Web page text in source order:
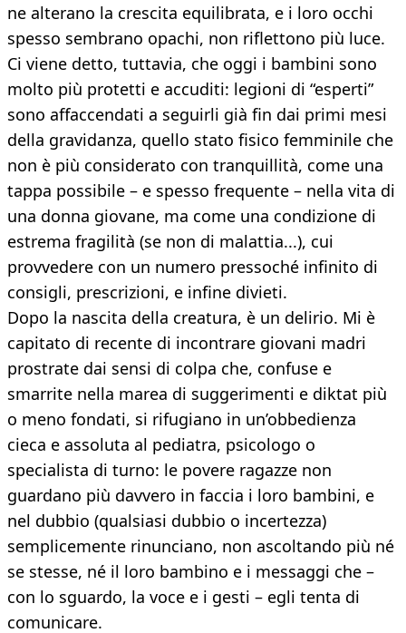
ne alterano la crescita equilibrata, e i loro occhi
spesso sembrano opachi, non riflettono più luce.
Ci viene detto, tuttavia, che oggi i bambini sono
molto più protetti e accuditi: legioni di “esperti”
sono affaccendati a seguirli già fin dai primi mesi
della gravidanza, quello stato fisico femminile che
non è più considerato con tranquillità, come una
tappa possibile – e spesso frequente – nella vita di
una donna giovane, ma come una condizione di
estrema fragilità (se non di malattia...), cui
provvedere con un numero pressoché infinito di
consigli, prescrizioni, e infine divieti.
Dopo la nascita della creatura, è un delirio. Mi è
capitato di recente di incontrare giovani madri
prostrate dai sensi di colpa che, confuse e
smarrite nella marea di suggerimenti e diktat più
o meno fondati, si rifugiano in un’obbedienza
cieca e assoluta al pediatra, psicologo o
specialista di turno: le povere ragazze non
guardano più davvero in faccia i loro bambini, e
nel dubbio (qualsiasi dubbio o incertezza)
semplicemente rinunciano, non ascoltando più né
se stesse, né il loro bambino e i messaggi che –
con lo sguardo, la voce e i gesti – egli tenta di
comunicare.